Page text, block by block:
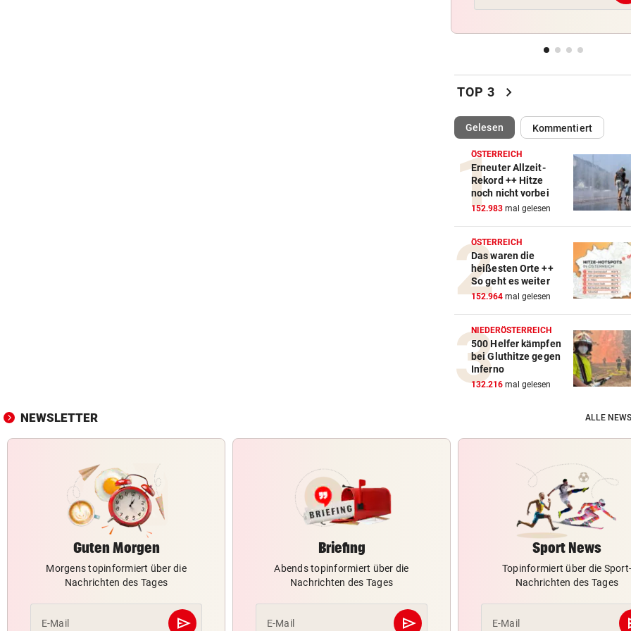
Banderas: „Im Hinterkopf,
Sonntagsöffnung: NEOS
einheitliche Regeln
KONSEQUENZEN GEFORDERT vor
Trainerwahl manipuliert?
bei WM-Teilnehmer!
ERMITTLUNGEN IN NÖ vor
Mordalarm: 18-Jähriger
TOP 3 chevron_right
Gelesen(ausgewählt)Kommentiert
ÖSTERREICH
Erneuter Allzeit-
Rekord ++ Hitze
noch nicht vorbei
152.983 mal gelesen
ÖSTERREICH
Das waren die
heißesten Orte ++
So geht es weiter
152.964 mal gelesen
NIEDERÖSTERREICH
500 Helfer kämpfen
bei Gluthitze gegen
Inferno
132.216 mal gelesen
NEWSLETTER ALLE
Guten Morgen
Morgens topinformiert über die
Nachrichten des Tages
E-Mail send
Abschicken
Briefing
Abends topinformiert über die
Nachrichten des Tages
E-Mail send
Abschicken
Sport News
Topinformiert über die Sport-
Nachrichten des Tages
E-Mail